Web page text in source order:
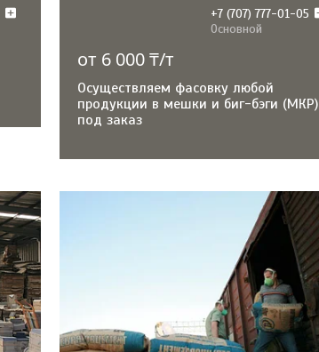
+7 (707) 777-01-05
Основной
от 6 000 ₸/т
Осуществляем фасовку любой
продукции в мешки и биг-бэги (МКР)
под заказ